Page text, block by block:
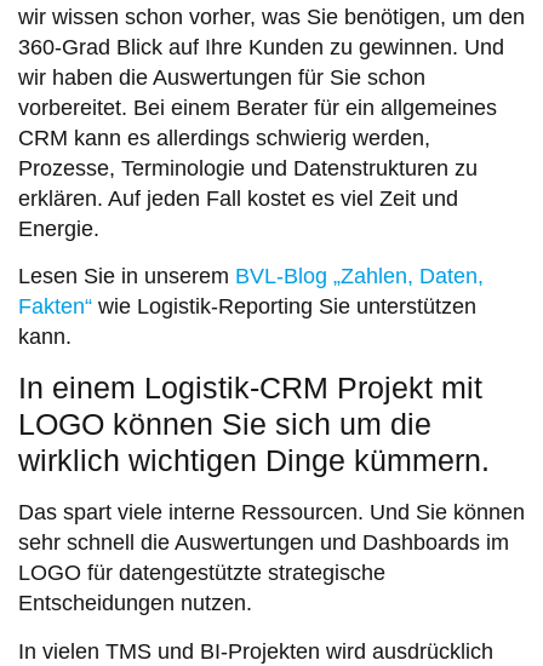
wir wissen schon vorher, was Sie benötigen, um den
360-Grad Blick auf Ihre Kunden zu gewinnen. Und
wir haben die Auswertungen für Sie schon
vorbereitet. Bei einem Berater für ein allgemeines
CRM kann es allerdings schwierig werden,
Prozesse, Terminologie und Datenstrukturen zu
erklären. Auf jeden Fall kostet es viel Zeit und
Energie.
Lesen Sie in unserem BVL-Blog „Zahlen, Daten,
Fakten“ wie Logistik-Reporting Sie unterstützen
kann.
In einem Logistik-CRM Projekt mit
LOGO können Sie sich um die
wirklich wichtigen Dinge kümmern.
Das spart viele interne Ressourcen. Und Sie können
sehr schnell die Auswertungen und Dashboards im
LOGO für datengestützte strategische
Entscheidungen nutzen.
In vielen TMS und BI-Projekten wird ausdrücklich